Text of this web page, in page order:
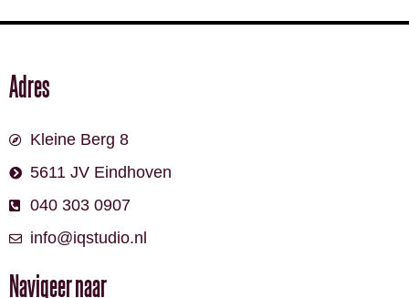
Adres
Kleine Berg 8
5611 JV Eindhoven
040 303 0907
info@iqstudio.nl
Navigeer naar